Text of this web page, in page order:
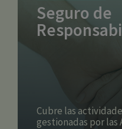
Seguro de
Cubre las
gestionadas por las